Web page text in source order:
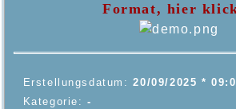
Format, hier
Erstellungsdatum:20/09/2025 *
Kategorie:-